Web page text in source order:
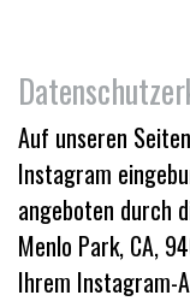
Auf unseren
Instagram
angeboten durch
Menlo Park, CA,
Ihrem Instagram-